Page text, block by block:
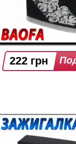
222 грн